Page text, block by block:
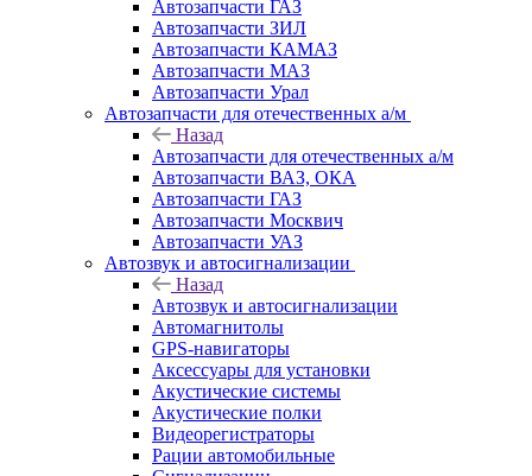
Автозапчасти ГАЗ
Автозапчасти ЗИЛ
Автозапчасти КАМАЗ
Автозапчасти МАЗ
Автозапчасти Урал
Автозапчасти для отечественных а/м
Назад
Автозапчасти для отечественных а/м
Автозапчасти ВАЗ, ОКА
Автозапчасти ГАЗ
Автозапчасти Москвич
Автозапчасти УАЗ
Автозвук и автосигнализации
Назад
Автозвук и автосигнализации
Автомагнитолы
GPS-навигаторы
Аксессуары для установки
Акустические системы
Акустические полки
Видеорегистраторы
Рации автомобильные